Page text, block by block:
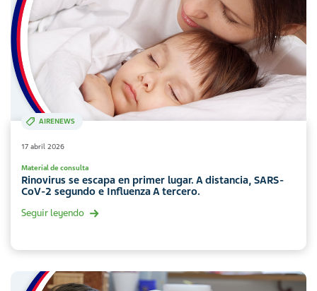
AIRENEWS
17 abril 2026
Material de consulta
Rinovirus se escapa en primer lugar. A distancia, SARS-
CoV-2 segundo e Influenza A tercero.
Seguir leyendo